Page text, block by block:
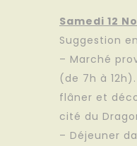
Samedi 12
Suggestion
– Marché
(de 7h à
flâner et
cité du
– Déjeuner